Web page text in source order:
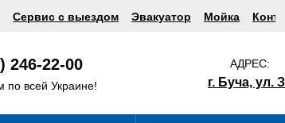
Сервис с выездом Эвакуатор Мойка
246-22-00
по всей Украине!
АДРЕС:
г. Буча, ул.